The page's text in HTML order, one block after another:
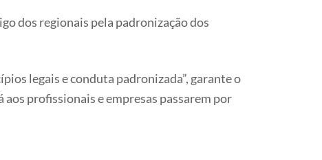
dos regionais pela padronização dos
legais e conduta padronizada”, garante o
profissionais e empresas passarem por